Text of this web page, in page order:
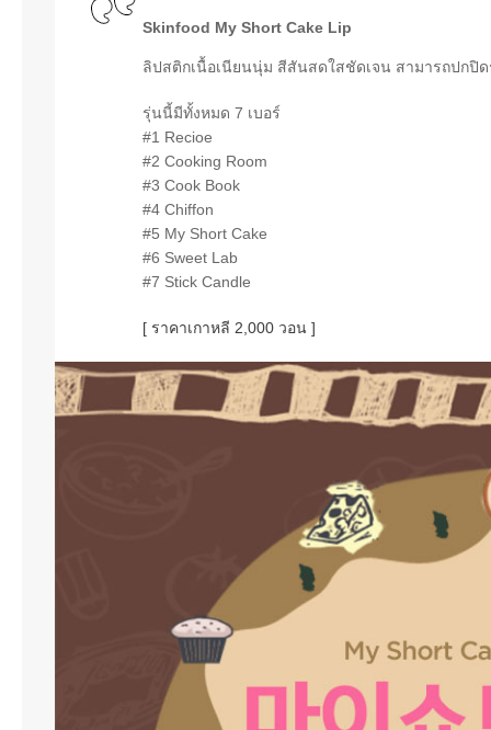
Skinfood My Short Cake Lip
ลิปสติกเนื้อเนียนนุ่ม สีสันสดใสชัดเจน สามารถปกปิ
รุ่นนี้มีทั้งหมด 7 เบอร์
#1 Recioe
#2 Cooking Room
#3 Cook Book
#4 Chiffon
#5 My Short Cake
#6 Sweet Lab
#7 Stick Candle
[ ราคาเกาหลี 2,000 วอน ]